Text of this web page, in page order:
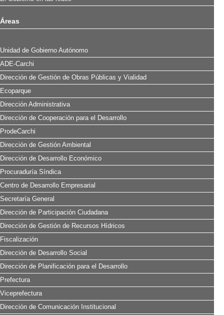
Áreas
Unidad de Gobierno Autónomo
ADE-Carchi
Dirección de Gestión de Obras Públicas y Vialidad
Ecoparque
Dirección Administrativa
Dirección de Cooperación para el Desarrollo
ProdeCarchi
Dirección de Gestión Ambiental
Dirección de Desarrollo Económico
Procuraduría Síndica
Centro de Desarrollo Empresarial
Secretaría General
Dirección de Participación Ciudadana
Dirección de Gestión de Recursos Hídricos
Fiscalización
Dirección de Desarrollo Social
Dirección de Planificación para el Desarrollo
Prefectura
Viceprefectura
Dirección de Comunicación Institucional